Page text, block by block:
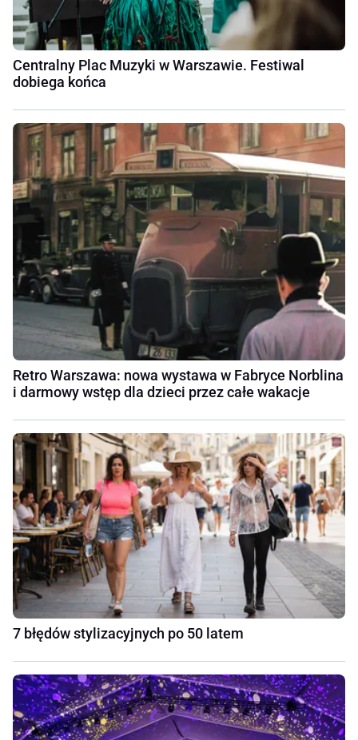
Centralny Plac Muzyki w Warszawie. Festiwal
dobiega końca
Retro Warszawa: nowa wystawa w Fabryce Norblina
i darmowy wstęp dla dzieci przez całe wakacje
7 błędów stylizacyjnych po 50 latem